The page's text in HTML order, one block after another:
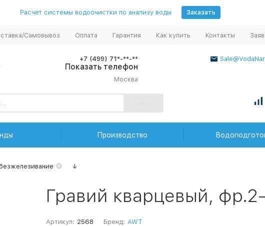
Расчет системы водоочистки по анализу воды Заказать
Самовывоз Оплата Гарантия Как купить Контакты
+7 (499) 71*-**-**
Показать телефон
Москва
Производство
↓
Гравий кварцевый,
Артикул: 2568 Бренд: AWT